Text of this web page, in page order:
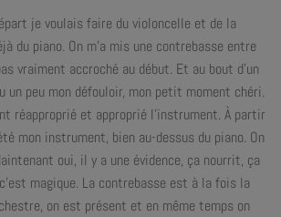
je voulais faire du violoncelle et de la
du piano. On m’a mis une contrebasse entre
vraiment accroché au début. Et au bout d’un
un peu mon défouloir, mon petit moment chéri.
réapproprié et approprié l’instrument. À partir
mon instrument, bien au-dessus du piano. On
oui, il y a une évidence, ça nourrit, ça
magique. La contrebasse est à la fois la
on est présent et en même temps on